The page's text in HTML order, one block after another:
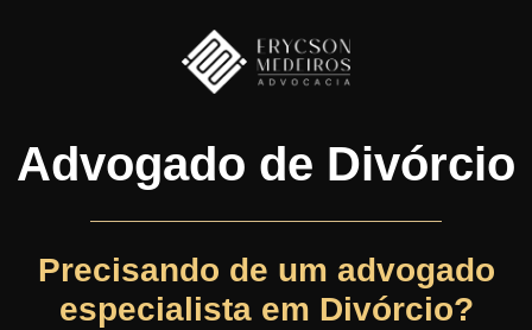
Advogado de Divórcio
Precisando de um advogado
especialista em Divórcio?